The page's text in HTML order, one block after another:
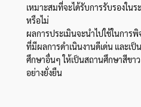
เหมาะสมที่จะได้รับการรับรองใ
หรือไม่
ผลการประเมินจะนำไปใช้ในการ
ที่มีผลการดำเนินงานดีเด่น และเ
ศึกษาอื่นๆ ให้เป็นสถานศึกษาสีขา
อย่างยั่งยืน